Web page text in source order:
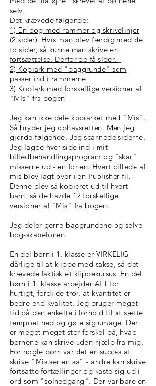
selv.
Det krævede følgende:
1) En bog med rammer og skrivelinjer
(2 sider). Hvis man blev færdig med de
to sider, så kunne man skrive en
fortsættelse. Derfor de få sider.
2) Kopiark med "baggrunde" som
passer ind i rammerne
3) Kopiark med forskellige versioner af
"Mis" fra bogen
Jeg kan ikke dele kopiarket med "Mis".
Så bryder jeg ophavsretten. Men jeg
gjorde følgende. Jeg scannede siderne.
Jeg lagde hver side ind i mit
billedbehandlingsprogram og "skar"
misserne ud - en for en. Hvert billede af
mis blev lagt over i en Publisher-fil.
Denne blev så kopieret ud til hvert
barn, så de havde 12 forskellige
versioner af "Mis" fra bogen.
Jeg deler gerne baggrundene og selve
bog-skabelonen.
En del børn i 1. klasse er VIRKELIG
dårlige til at klippe med sakse, så det
krævede faktisk et klippekursus. En del
børn i 1. klasse arbejder ALT for
hurtigt, fordi de tror, at kvantitet er
bedre end kvalitet. Jeg bruger meget
tid på den enkelte i forhold til at sætte
tempoet ned og gøre sig umage. Der
er meget meget stor forskel på, hvad
børnene kan skrive uden hjælp fra mig.
For nogle børn var det en succes at
skrive "Mis ser en sø" - andre kan skrive
fortsatte fortællinger og kaste sig ud i
ord som "solnedgang". Der var bare en